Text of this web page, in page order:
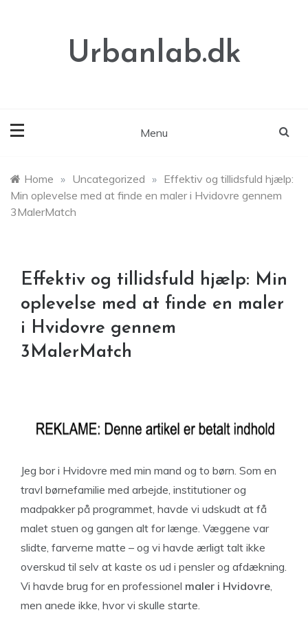
Urbanlab.dk
Menu
Home » Uncategorized » Effektiv og tillidsfuld hjælp:
Min oplevelse med at finde en maler i Hvidovre gennem
3MalerMatch
Effektiv og tillidsfuld hjælp: Min
oplevelse med at finde en maler
i Hvidovre gennem
3MalerMatch
Jeg bor i Hvidovre med min mand og to børn. Som en
travl børnefamilie med arbejde, institutioner og
madpakker på programmet, havde vi udskudt at få
malet stuen og gangen alt for længe. Væggene var
slidte, farverne matte – og vi havde ærligt talt ikke
overskud til selv at kaste os ud i pensler og afdækning.
Vi havde brug for en professionel maler i Hvidovre,
men anede ikke, hvor vi skulle starte.